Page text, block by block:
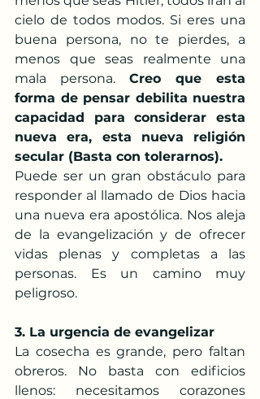
cielo de todos modos. Si eres una
buena persona, no te pierdes, a
menos que seas realmente una
mala persona. Creo que esta
forma de pensar debilita nuestra
capacidad para considerar esta
nueva era, esta nueva religión
secular (Basta con tolerarnos).
Puede ser un gran obstáculo para
responder al llamado de Dios hacia
una nueva era apostólica. Nos aleja
de la evangelización y de ofrecer
vidas plenas y completas a las
personas. Es un camino muy
peligroso.
3. La urgencia de evangelizar
La cosecha es grande, pero faltan
obreros. No basta con edificios
llenos: necesitamos corazones